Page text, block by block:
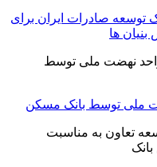
بانک توسعه صادرات ایران برای
ها